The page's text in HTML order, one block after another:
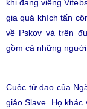
khi đang viếng
gia quá khích tấn
về Pskov và trên
gồm cả những
Cuộc tử đạo của
giáo Slave. Họ